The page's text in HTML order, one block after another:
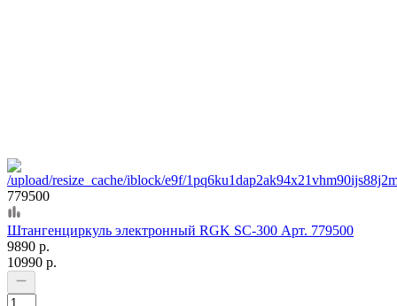
779500
Штангенциркуль электронный RGK SC-300 Арт. 779500
9890 р.
10990 р.